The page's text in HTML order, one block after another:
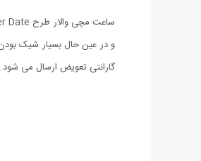
گارانتی تعویض ارسال می شود.